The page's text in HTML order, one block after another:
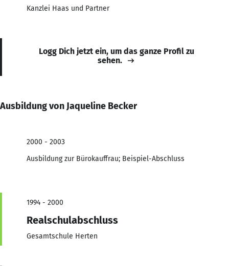
Kanzlei Haas und Partner
Logg Dich jetzt ein, um das ganze Profil zu
sehen.
Ausbildung von Jaqueline Becker
2000 - 2003
Ausbildung zur Bürokauffrau; Beispiel-Abschluss
1994 - 2000
Realschulabschluss
Gesamtschule Herten